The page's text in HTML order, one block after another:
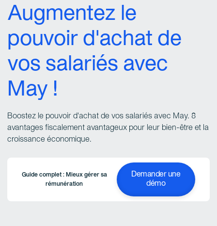
Augmentez le
pouvoir d'achat de
vos salariés avec
May !
Boostez le pouvoir d'achat de vos salariés avec May. 8
avantages fiscalement avantageux pour leur bien-être et la
croissance économique.
Guide complet : Mieux gérer sa
rémunération
Demander une
démo